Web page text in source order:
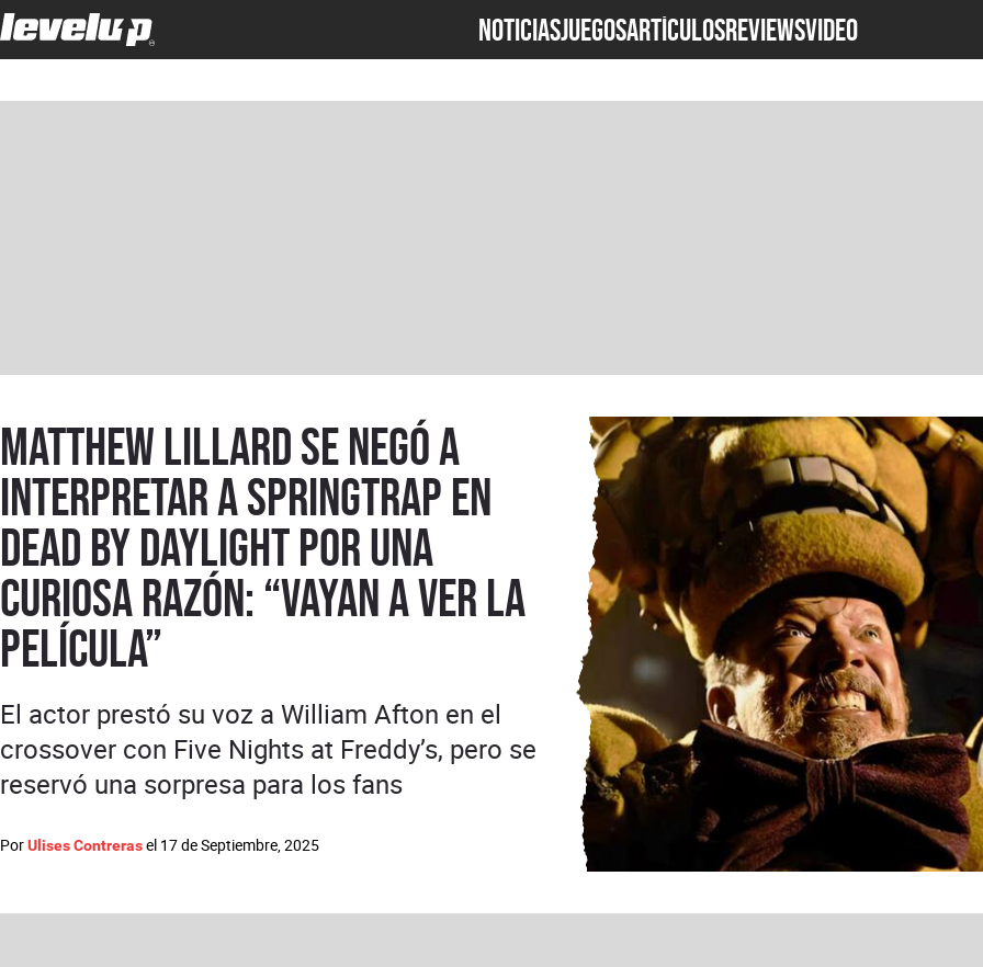
NOTICIASJUEGOSARTÍCULOSREVIEWSVideo
Matthew Lillard se negó a
interpretar a Springtrap en
Dead by Daylight por una
curiosa razón: “vayan a ver la
película”
PorUlises Contrerasel 17 de Septiembre, 2025
El actor prestó su voz a William Afton en el
crossover con Five Nights at Freddy’s, pero se
reservó una sorpresa para los fans